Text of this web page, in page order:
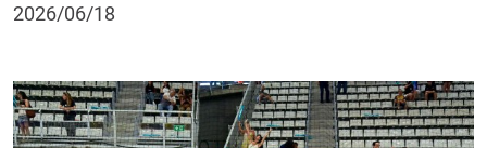
2026/06/18